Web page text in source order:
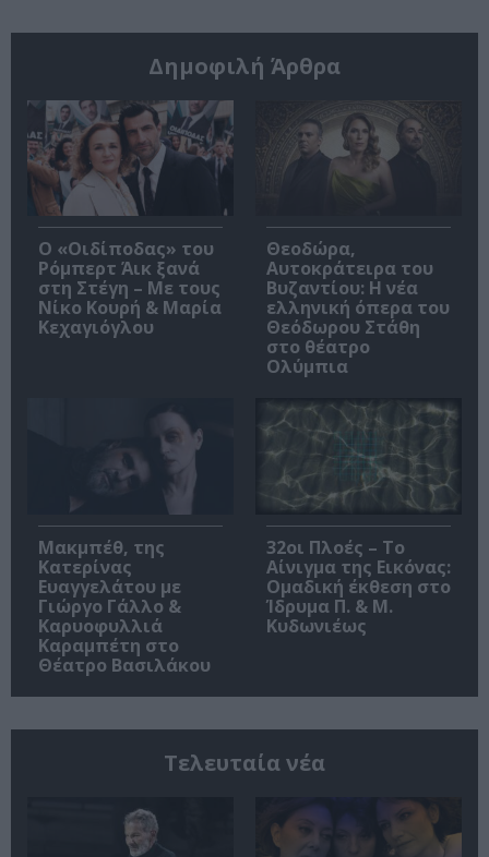
Δημοφιλή Άρθρα
O «Οιδίποδας» του
Ρόμπερτ Άικ ξανά
στη Στέγη – Με τους
Νίκο Κουρή & Μαρία
Κεχαγιόγλου
Θεοδώρα,
Αυτοκράτειρα του
Βυζαντίου: Η νέα
ελληνική όπερα του
Θεόδωρου Στάθη
στο θέατρο
Ολύμπια
Μακμπέθ, της
Κατερίνας
Ευαγγελάτου με
Γιώργο Γάλλο &
Καρυοφυλλιά
Καραμπέτη στο
Θέατρο Βασιλάκου
32οι Πλοές – Το
Αίνιγμα της Εικόνας:
Ομαδική έκθεση στο
Ίδρυμα Π. & Μ.
Κυδωνιέως
Τελευταία νέα